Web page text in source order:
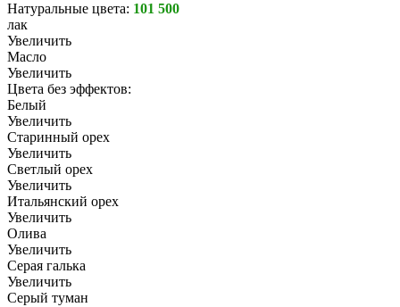
Натуральные цвета: 101 500
лак
Увеличить
Масло
Увеличить
Цвета без эффектов:
Белый
Увеличить
Старинный орех
Увеличить
Светлый орех
Увеличить
Итальянский орех
Увеличить
Олива
Увеличить
Серая галька
Увеличить
Серый туман